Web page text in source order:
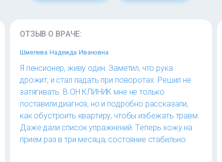
ОТЗЫВ О ВРАЧЕ:
Шмелева Надежда Ивановна
Я пенсионер, живу один. Заметил, что рука
дрожит, и стал падать при поворотах. Решил не
затягивать. В ОН КЛИНИК мне не только
поставили диагноз, но и подробно рассказали,
как обустроить квартиру, чтобы избежать травм.
Даже дали список упражнений. Теперь хожу на
прием раз в три месяца, состояние стабильно.